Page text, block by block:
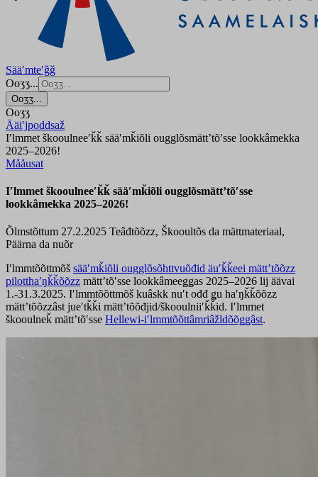
Sääʹmteʹǧǧ
Ooʒʒ...
Ooʒʒ...
Ooʒʒ
Ääiʹjpoddsaž
Iʹlmmet škooulneeʹǩǩ sääʹmǩiõli ougglõsmättʼtõʹsse lookkâmekka
2025–2026!
Mååusat
Iʹlmmet škooulneeʹǩǩ sääʹmǩiõli ougglõsmättʼtõʹsse
lookkâmekka 2025–2026!
Õlmstõttum 27.2.2025 Teâđtõõzz, Škooultõs da mättmateriaal,
Päärna da nuõr
Iʹlmmtõõttmõš sääʹmǩiõli ougglõsõhttvuõđid äuʹǩǩeei mättʼtõõzz
pilotthaʹŋǩǩõõzz mättʼtõʹsse lookkâmeeǥǥas 2025–2026 lij äävai
1.-31.3.2025. Iʹlmmtõõttmõš kuâskk nuʹt ođđ ǥu haʹŋǩǩõõzz
mättʼtõõzzâst jueʹtǩǩi mättʼtõõđjid/škooulniiʹǩǩid. Iʹlmmet
škooulneǩ mättʼtõʹsse Hellewi-iʹlmmtõõttâmriâžldõõǥǥâst.